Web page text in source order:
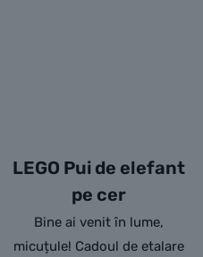
LEGO Pui de elefant
pe cer
Bine ai venit în lume,
micuțule! Cadoul de etalare